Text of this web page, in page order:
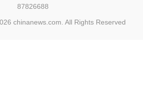
87826688
chinanews.com. All Rights Reserved